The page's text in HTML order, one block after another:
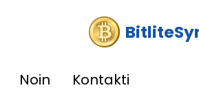
Noin
Kontakti